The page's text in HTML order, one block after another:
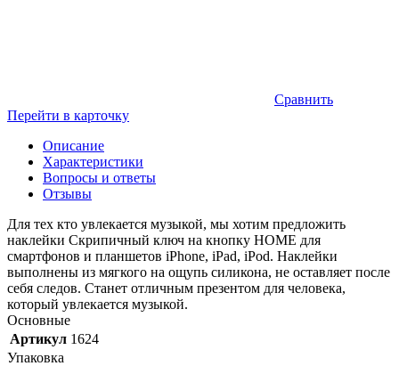
Сравнить
Перейти в карточку
Описание
Характеристики
Вопросы и ответы
Отзывы
Для тех кто увлекается музыкой, мы хотим предложить
наклейки Скрипичный ключ на кнопку HOME для
смартфонов и планшетов iPhone, iPad, iPod. Наклейки
выполнены из мягкого на ощупь силикона, не оставляет после
себя следов. Станет отличным презентом для человека,
который увлекается музыкой.
Основные
Артикул 1624
Упаковка